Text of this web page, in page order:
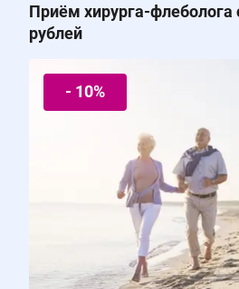
Приём хирурга-флеболога
рублей
- 10%